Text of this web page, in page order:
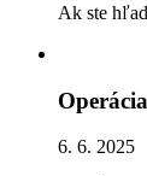
Ak ste
6. 6. 2025